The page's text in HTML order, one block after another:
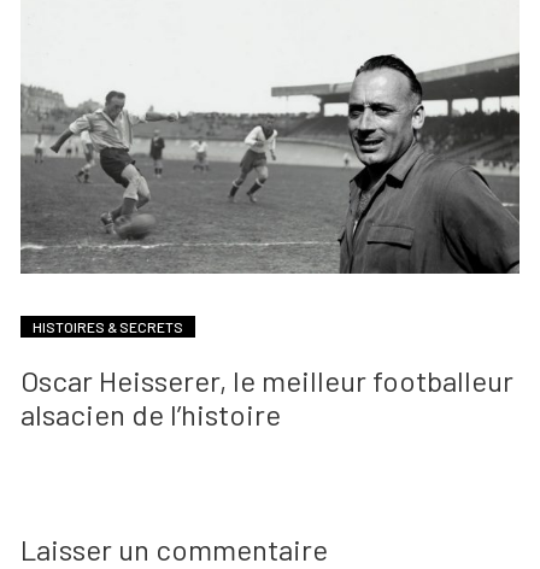
HISTOIRES & SECRETS
Oscar Heisserer, le meilleur footballeur
alsacien de l’histoire
Laisser un commentaire